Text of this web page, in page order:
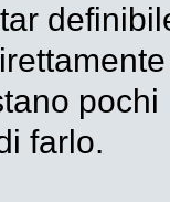
farlo.